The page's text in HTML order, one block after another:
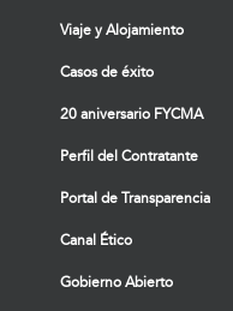
Viaje y Alojamiento
Casos de éxito
20 aniversario FYCMA
Perfil del Contratante
Portal de Transparencia
Canal Ético
Gobierno Abierto